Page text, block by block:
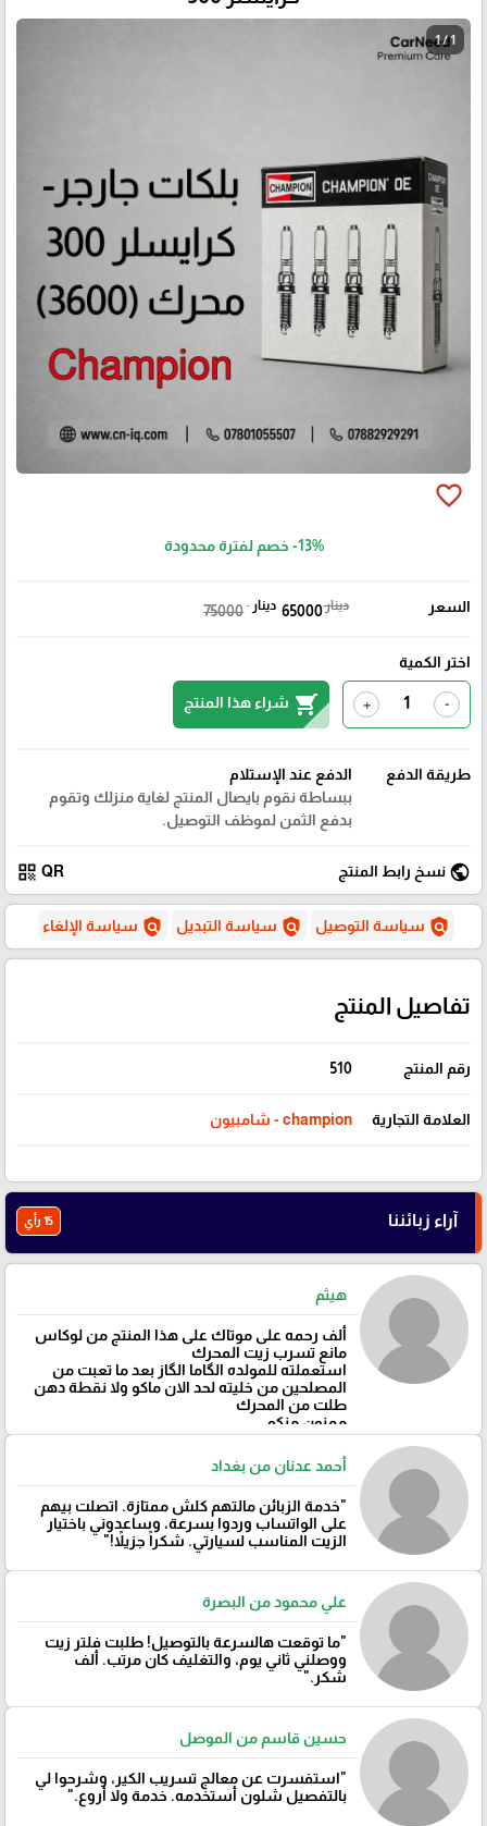
1 / 1
favorite_border
-13% خصم لفترة محدودة
السعر 75000 دينار65000 دينار
اختر الكمية
-
+
shopping_cart شراء هذا المنتج
طريقة الدفع
الدفع عند الإستلام
ببساطة نقوم بايصال المنتج لغاية منزلك وتقوم
بدفع الثمن لموظف التوصيل.
public نسخ رابط المنتج QR
qr_code
policy سياسة التوصيل policy سياسة التبديل policy سياسة الإلغاء
تفاصيل المنتج
رقم المنتج 510
العلامة التجارية champion - شامبيون
آراء زبائننا 15 رأي
هيثم
ألف رحمه على موتاك على هذا المنتج من لوكاس
مانع تسرب زيت المحرك
استعملته للمولده الگاما الگاز بعد ما تعبت من
المصلحين من خليته لحد الان ماكو ولا نقطة دهن
طلت من المحرك
ممنون منكم
أحمد عدنان من بغداد
"خدمة الزبائن مالتهم كلش ممتازة. اتصلت بيهم
على الواتساب وردوا بسرعة، وساعدوني باختيار
الزيت المناسب لسيارتي. شكراً جزيلاً!"
علي محمود من البصرة
"ما توقعت هالسرعة بالتوصيل! طلبت فلتر زيت
ووصلني ثاني يوم، والتغليف كان مرتب. ألف
شكر."
حسين قاسم من الموصل
"استفسرت عن معالج تسريب الكير، وشرحوا لي
بالتفصيل شلون أستخدمه. خدمة ولا أروع."